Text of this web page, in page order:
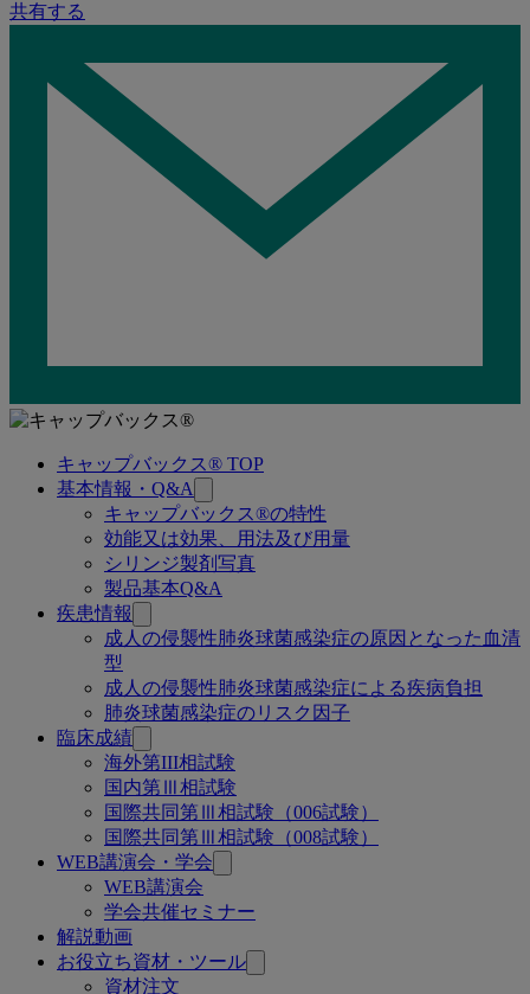
共有する
キャップバックス® TOP
基本情報・Q&A
キャップバックス®の特性
効能又は効果、用法及び用量
シリンジ製剤写真
製品基本Q&A
疾患情報
成人の侵襲性肺炎球菌感染症の原因となった血清
型
成人の侵襲性肺炎球菌感染症による疾病負担
肺炎球菌感染症のリスク因子
臨床成績
海外第III相試験
国内第Ⅲ相試験
国際共同第Ⅲ相試験（006試験）
国際共同第Ⅲ相試験（008試験）
WEB講演会・学会
WEB講演会
学会共催セミナー
解説動画
お役立ち資材・ツール
資材注文